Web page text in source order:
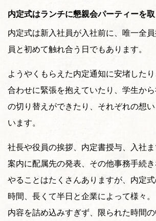
内定式はランチに懇親会パーティーを取
内定式は新入社員が入社前に、唯一全
員と初めて触れ合う日でもあります。
ようやくもらえた内定通知に安堵した
合わせに緊張を抱えていたり、学生か
の切り替えができたり、それぞれの想
います。
社長や役員の挨拶、内定書授与、入社
案内に配属先の発表、その他事務手続
やることはたくさんありますが、内定
時間、長くて半日と企業によって様々。
内容を詰め込みすぎず、限られた時間